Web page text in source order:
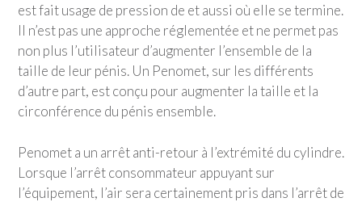
est fait usage de pression de et aussi où elle se termine.
Il n’est pas une approche réglementée et ne permet pas
non plus l’utilisateur d’augmenter l’ensemble de la
taille de leur pénis. Un Penomet, sur les différents
d’autre part, est conçu pour augmenter la taille et la
circonférence du pénis ensemble.
Penomet a un arrêt anti-retour à l’extrémité du cylindre.
Lorsque l’arrêt consommateur appuyant sur
l’équipement, l’air sera certainement pris dans l’arrêt de